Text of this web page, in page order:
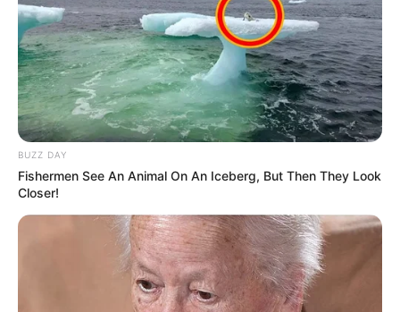
BUZZ DAY
Fishermen See An Animal On An Iceberg, But Then They Look
Closer!